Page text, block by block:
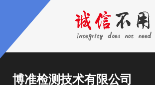
博准检测技术有限公司